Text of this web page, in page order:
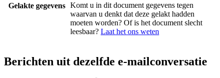
Gelakte gegevens Komt u in dit document gegevens tegen
waarvan u denkt dat deze gelakt hadden
moeten worden? Of is het document slecht
leesbaar? Laat het ons weten
Berichten uit dezelfde e-mailconversatie